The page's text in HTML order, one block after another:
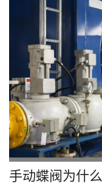
手动蝶阀为什